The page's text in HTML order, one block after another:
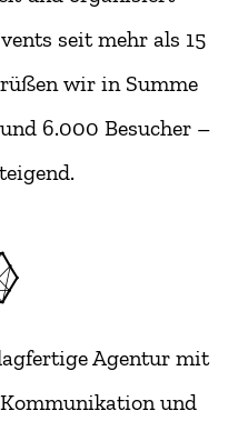
seit mehr als 15
wir in Summe
6.000 Besucher –
Agentur mit
und